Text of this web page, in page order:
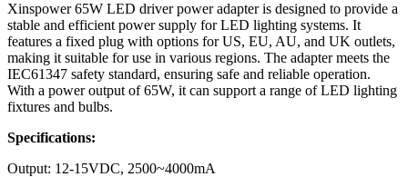
Xinspower 65W LED driver power adapter is designed to provide a
stable and efficient power supply for LED lighting systems. It
features a fixed plug with options for US, EU, AU, and UK outlets,
making it suitable for use in various regions. The adapter meets the
IEC61347 safety standard, ensuring safe and reliable operation.
With a power output of 65W, it can support a range of LED lighting
fixtures and bulbs.
Specifications:
Output: 12-15VDC, 2500~4000mA